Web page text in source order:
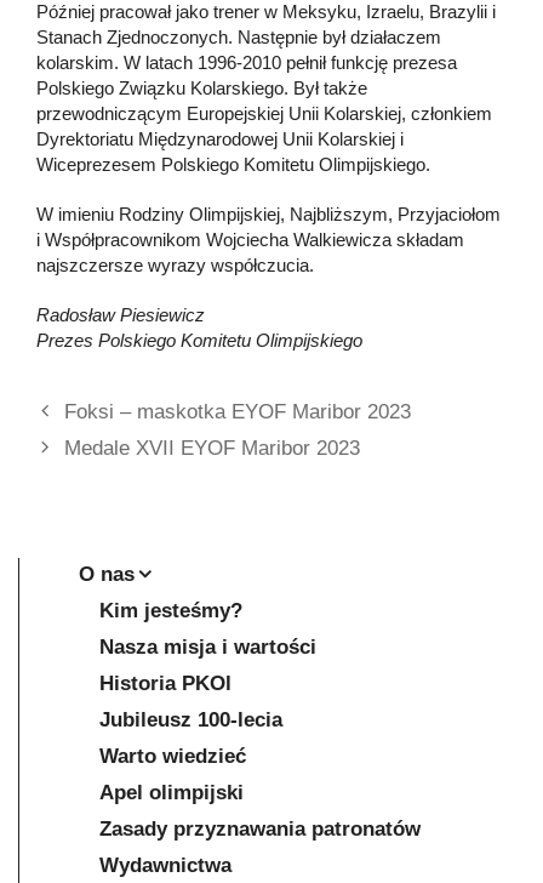
Później pracował jako trener w Meksyku, Izraelu, Brazylii i
Stanach Zjednoczonych. Następnie był działaczem
kolarskim. W latach 1996-2010 pełnił funkcję prezesa
Polskiego Związku Kolarskiego. Był także
przewodniczącym Europejskiej Unii Kolarskiej, członkiem
Dyrektoriatu Międzynarodowej Unii Kolarskiej i
Wiceprezesem Polskiego Komitetu Olimpijskiego.
W imieniu Rodziny Olimpijskiej, Najbliższym, Przyjaciołom
i Współpracownikom Wojciecha Walkiewicza składam
najszczersze wyrazy współczucia.
Radosław Piesiewicz
Prezes Polskiego Komitetu Olimpijskiego
Foksi – maskotka EYOF Maribor 2023
Medale XVII EYOF Maribor 2023
O nas
Kim jesteśmy?
Nasza misja i wartości
Historia PKOl
Jubileusz 100-lecia
Warto wiedzieć
Apel olimpijski
Zasady przyznawania patronatów
Wydawnictwa